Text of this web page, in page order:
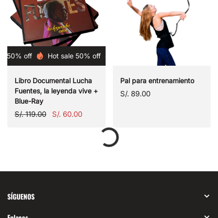
off Hot sale 50% off Hot sale 50% off
Libro Documental Lucha
Fuentes, la leyenda vive +
Blue-Ray
Precio
S/. 119.00
Precio
S/. 60.00
Pal para entrenamiento
Precio
S/. 89.00
SÍGUENOS